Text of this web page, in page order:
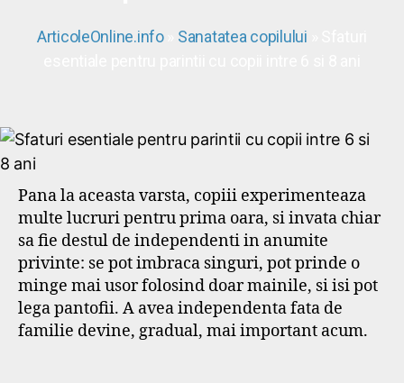
ArticoleOnline.info» Sanatatea copilului
Pana la aceasta varsta, copiii experimenteaza
multe lucruri pentru prima oara, si invata chiar
sa fie destul de independenti in anumite
privinte: se pot imbraca singuri, pot prinde o
minge mai usor folosind doar mainile, si isi pot
lega pantofii. A avea independenta fata de
familie devine, gradual, mai important acum.